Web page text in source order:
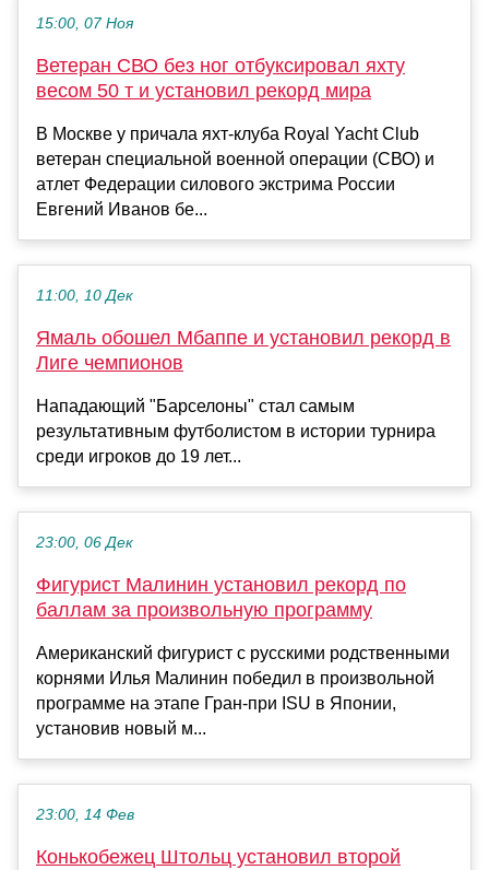
15:00, 07 Ноя
Ветеран СВО без ног отбуксировал яхту
весом 50 т и установил рекорд мира
В Москве у причала яхт-клуба Rоyal Yacht Club
ветеран специальной военной операции (СВО) и
атлет Федерации силового экстрима России
Евгений Иванов бе...
11:00, 10 Дек
Ямаль обошел Мбаппе и установил рекорд в
Лиге чемпионов
Нападающий "Барселоны" стал самым
результативным футболистом в истории турнира
среди игроков до 19 лет...
23:00, 06 Дек
Фигурист Малинин установил рекорд по
баллам за произвольную программу
Американский фигурист с русскими родственными
корнями Илья Малинин победил в произвольной
программе на этапе Гран-при ISU в Японии,
установив новый м...
23:00, 14 Фев
Конькобежец Штольц установил второй